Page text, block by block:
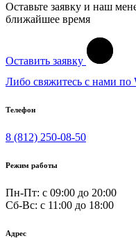
Оставьте заявку и наш
ближайшее время
Оставить заявку
Либо свяжитесь с нами по
Телефон
8 (812) 250-08-50
Режим работы
Пн-Пт: с 09:00 до 20:00
Сб-Вс: c 11:00 до 18:00
Адрес